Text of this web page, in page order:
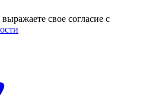
свое согласие с